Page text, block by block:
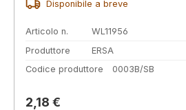
Disponibile a breve
Articolo n.
WL11956
Produttore
ERSA
Codice produttore
0003B/SB
Prezzo normale:
2,18 €